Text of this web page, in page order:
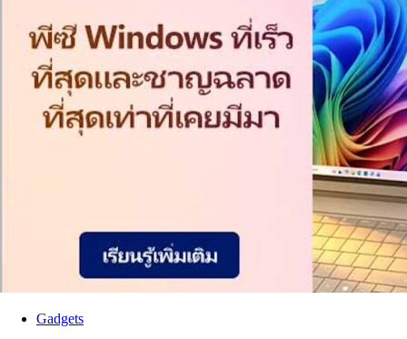
Gadgets